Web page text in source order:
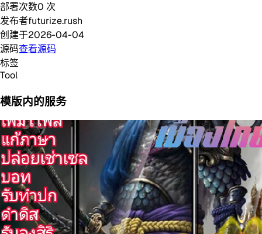
部署次数0 次
发布者futurize.rush
创建于2026-04-04
源码查看源码
标签
Tool
模版内的服务